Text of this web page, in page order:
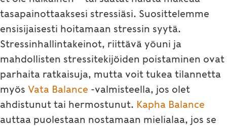
tasapainottaaksesi stressiäsi. Suosittelemme
ensisijaisesti hoitamaan stressin syytä.
Stressinhallintakeinot, riittävä yöuni ja
mahdollisten stressitekijöiden poistaminen ovat
parhaita ratkaisuja, mutta voit tukea tilannetta
myös Vata Balance -valmisteella, jos olet
ahdistunut tai hermostunut. Kapha Balance
auttaa puolestaan nostamaan mielialaa, jos se